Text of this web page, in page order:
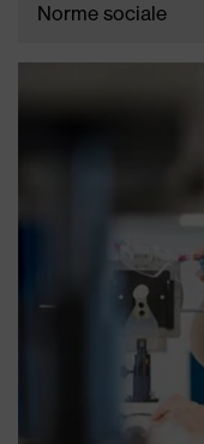
Norme sociale
Notre norme
accords de
(OIT), des
directeurs de
multinationales.
TÉLÉCHARGER